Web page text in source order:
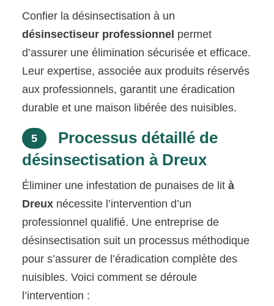
Confier la désinsectisation à un
désinsectiseur professionnel permet
d’assurer une élimination sécurisée et efficace.
Leur expertise, associée aux produits réservés
aux professionnels, garantit une éradication
durable et une maison libérée des nuisibles.
5
Processus détaillé de
désinsectisation à Dreux
Éliminer une infestation de punaises de lità
Dreux nécessite l’intervention d’un
professionnel qualifié. Une entreprise de
désinsectisation suit un processus méthodique
pour s’assurer de l’éradication complète des
nuisibles. Voici comment se déroule
l’intervention :